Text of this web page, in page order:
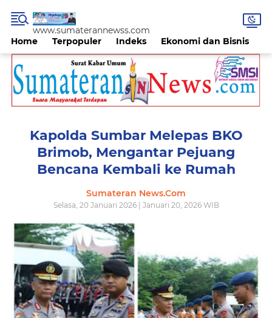
Home Terpopuler Indeks Ekonomi dan Bisnis
www.sumaterannewss.com
Kapolda Sumbar Melepas BKO
Brimob, Mengantar Pejuang
Bencana Kembali ke Rumah
Sumateran News.Com
Selasa, 20 Januari 2026 | Januari 20, 2026 WIB